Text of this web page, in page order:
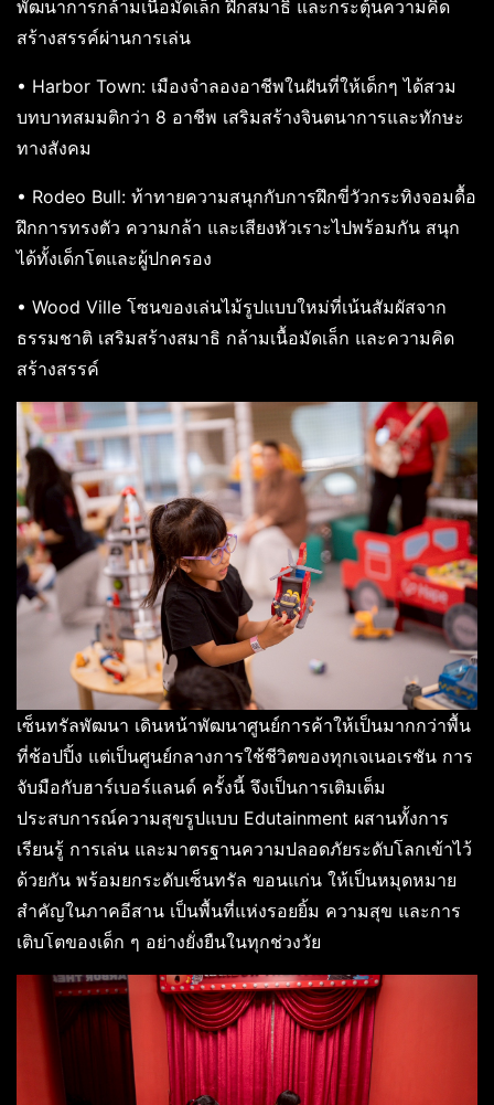
พัฒนาการกล้ามเนื้อมัดเล็ก ฝึกสมาธิ และกระตุ้นความคิด
สร้างสรรค์ผ่านการเล่น
• Harbor Town: เมืองจำลองอาชีพในฝันที่ให้เด็กๆ ได้สวม
บทบาทสมมติกว่า 8 อาชีพ เสริมสร้างจินตนาการและทักษะ
ทางสังคม
• Rodeo Bull: ท้าทายความสนุกกับการฝึกขี่วัวกระทิงจอมดื้อ
ฝึกการทรงตัว ความกล้า และเสียงหัวเราะไปพร้อมกัน สนุก
ได้ทั้งเด็กโตและผู้ปกครอง
• Wood Ville โซนของเล่นไม้รูปแบบใหม่ที่เน้นสัมผัสจาก
ธรรมชาติ เสริมสร้างสมาธิ กล้ามเนื้อมัดเล็ก และความคิด
สร้างสรรค์
เซ็นทรัลพัฒนา เดินหน้าพัฒนาศูนย์การค้าให้เป็นมากกว่าพื้น
ที่ช้อปปิ้ง แต่เป็นศูนย์กลางการใช้ชีวิตของทุกเจเนอเรชัน การ
จับมือกับฮาร์เบอร์แลนด์ ครั้งนี้ จึงเป็นการเติมเต็ม
ประสบการณ์ความสุขรูปแบบ Edutainment ผสานทั้งการ
เรียนรู้ การเล่น และมาตรฐานความปลอดภัยระดับโลกเข้าไว้
ด้วยกัน พร้อมยกระดับเซ็นทรัล ขอนแก่น ให้เป็นหมุดหมาย
สำคัญในภาคอีสาน เป็นพื้นที่แห่งรอยยิ้ม ความสุข และการ
เติบโตของเด็ก ๆ อย่างยั่งยืนในทุกช่วงวัย